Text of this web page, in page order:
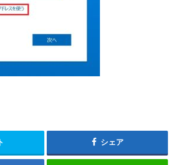
シェア